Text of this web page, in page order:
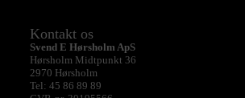
Kontakt os
Svend E Hørsholm ApS
Hørsholm Midtpunkt 36
2970 Hørsholm
Tel: 45 86 89 89